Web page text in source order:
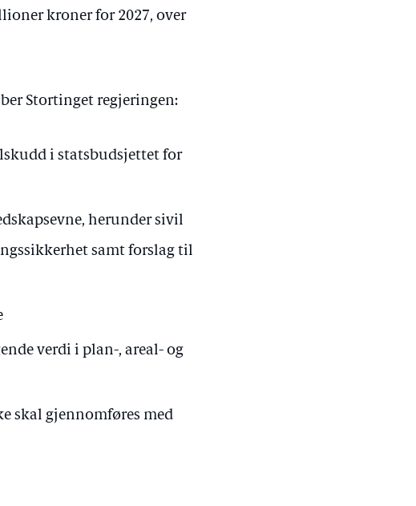
kroner for 2027, over
Stortinget regjeringen:
i statsbudsjettet for
herunder sivil
samt forslag til
verdi i plan-, areal- og
skal gjennomføres med